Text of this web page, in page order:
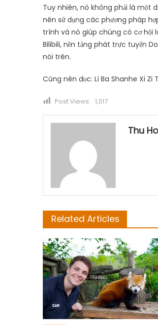
Tuy nhiên, nó không phải là một
nên sử dụng các phương pháp
trình và nó giúp chúng có cơ hội
Bilibili, nền tảng phát trực tuyến
nói trên.
Cũng nên đọc: Li Ba Shanhe Xi
Post Views: 1,017
Thu
Related Articles